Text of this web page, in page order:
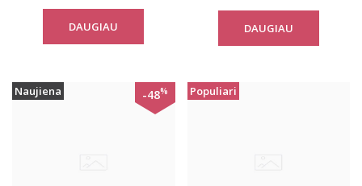
DAUGIAU DAUGIAU
Naujiena -48% Populiari